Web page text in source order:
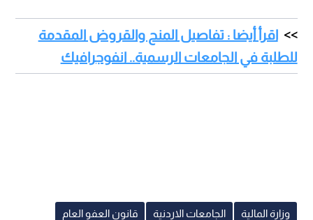
اقرأ أيضا : تفاصيل المنح والقروض المقدمة
للطلبة في الجامعات الرسمية.. انفوجرافيك
وزارة المالية الجامعات الاردنية قانون العفو العام